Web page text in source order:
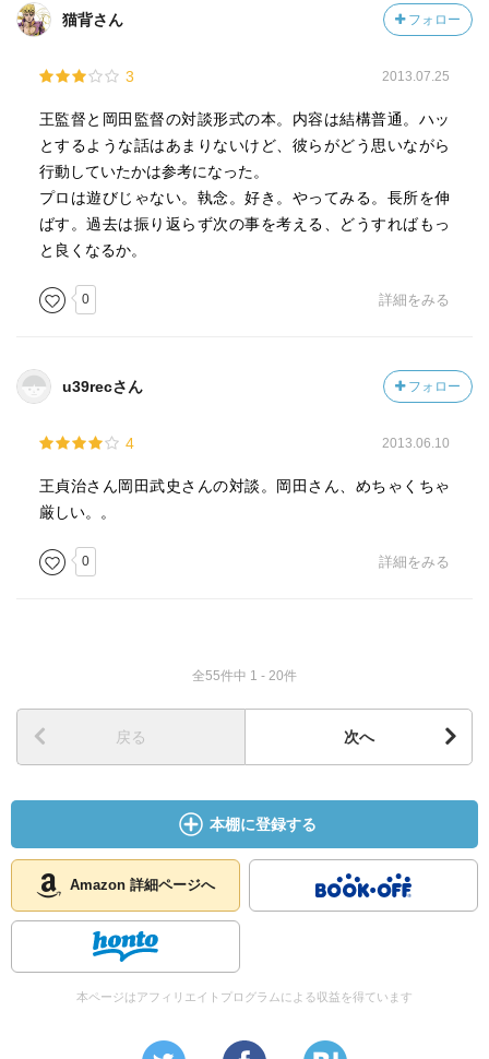
猫背さん フォロー
3 2013.07.25
王監督と岡田監督の対談形式の本。内容は結構普通。ハッ
とするような話はあまりないけど、彼らがどう思いながら
行動していたかは参考になった。
プロは遊びじゃない。執念。好き。やってみる。長所を伸
ばす。過去は振り返らず次の事を考える、どうすればもっ
と良くなるか。
0 詳細をみる
u39recさん フォロー
4 2013.06.10
王貞治さん岡田武史さんの対談。岡田さん、めちゃくちゃ
厳しい。。
0 詳細をみる
全55件中 1 - 20件
戻る 次へ
本棚に登録する
Amazon 詳細ページへ
本ページはアフィリエイトプログラムによる収益を得ています